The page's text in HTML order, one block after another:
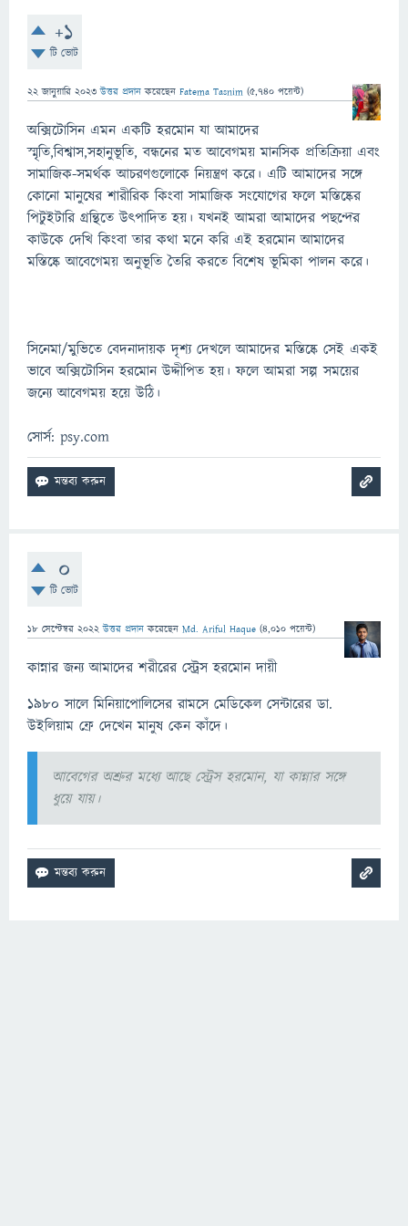
+1
টি ভোট
22 জানুয়ারি 2023 উত্তর প্রদান করেছেন Fatema Tasnim (5,740 পয়েন্ট)
অক্সিটোসিন এমন একটি হরমোন যা আমাদের
স্মৃতি,বিশ্বাস,সহানুভূতি, বন্ধনের মত আবেগময় মানসিক প্রতিক্রিয়া এবং
সামাজিক-সমর্থক আচরণগুলোকে নিয়ন্ত্রণ করে। এটি আমাদের সঙ্গে
কোনো মানুষের শারীরিক কিংবা সামাজিক সংযোগের ফলে মস্তিষ্কের
পিটুইটারি গ্রন্থিতে উৎপাদিত হয়। যখনই আমরা আমাদের পছন্দের
কাউকে দেখি কিংবা তার কথা মনে করি এই হরমোন আমাদের
মস্তিষ্কে আবেগেময় অনুভূতি তৈরি করতে বিশেষ ভূমিকা পালন করে।
সিনেমা/মুভিতে বেদনাদায়ক দৃশ্য দেখলে আমাদের মস্তিষ্কে সেই একই
ভাবে অক্সিটোসিন হরমোন উদ্দীপিত হয়। ফলে আমরা সল্প সময়ের
জন্যে আবেগময় হয়ে উঠি।
সোর্স: psy.com
0
টি ভোট
18 সেপ্টেম্বর 2022 উত্তর প্রদান করেছেন Md. Ariful Haque (4,010 পয়েন্ট)
কান্নার জন্য আমাদের শরীরের স্ট্রেস হরমোন দায়ী
১৯৮০ সালে মিনিয়াপোলিসের রামসে মেডিকেল সেন্টারের ডা.
উইলিয়াম ফ্রে দেখেন মানুষ কেন কাঁদে।
আবেগের অশ্রুর মধ্যে আছে স্ট্রেস হরমোন, যা কান্নার সঙ্গে
ধুয়ে যায়।